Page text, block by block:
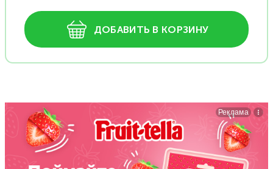
ДОБАВИТЬ В КОРЗИНУ